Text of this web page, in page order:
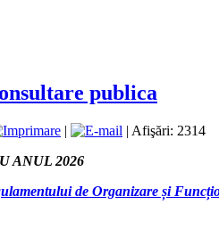
publica
|
| Afişări: 2314
ANUL 2026
de Organizare și